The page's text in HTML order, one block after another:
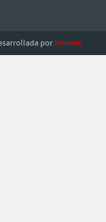
porXtremis